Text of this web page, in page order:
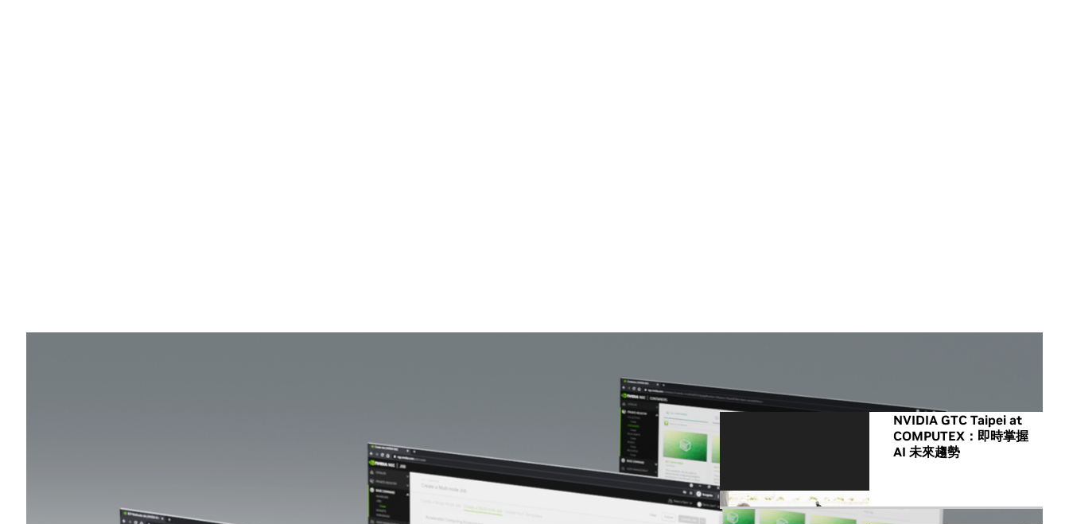
，這是一個代管於雲端的開發中心，能讓企業
這套軟體專為大規模、多用戶與多團隊的 AI 開發工作流程設計，可以進行本地部署或雲端代管。它可以
讓許多研究人員與資料科學家同時用加速運算資源進行作業，並協助企業極大化開發人員與具極高價值
的 AI 基礎架構的生產力。
NVIDIA GTC Taipei at
COMPUTEX：即時掌握
AI 未來趨勢